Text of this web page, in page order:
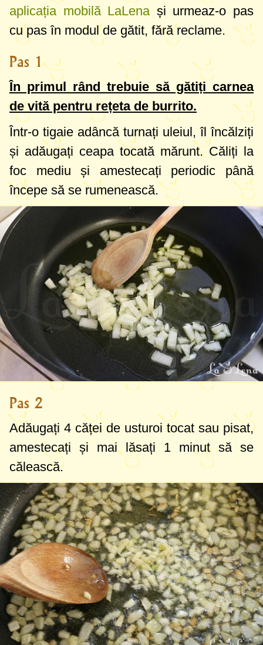
aplicația mobilă LaLenași urmeaz-o pas
cu pas în modul de gătit, fără reclame.
Pas 1
În primul rând trebuie să gătiți carnea
de vită pentru rețeta de burrito.
Într-o tigaie adâncă turnați uleiul, îl încălziți
și adăugați ceapa tocată mărunt. Căliți la
foc mediu și amestecați periodic până
începe să se rumenească.
Pas 2
Adăugați 4 căței de usturoi tocat sau pisat,
amestecați și mai lăsați 1 minut să se
călească.